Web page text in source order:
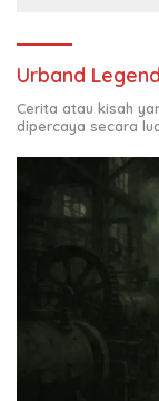
Urband Legend
Cerita atau kisah
dipercaya secara